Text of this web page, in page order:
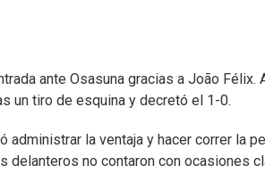
ante Osasuna gracias a João
un tiro de esquina y decretó el 1-0.
administrar la ventaja y hacer correr la
delanteros no contaron con ocasiones